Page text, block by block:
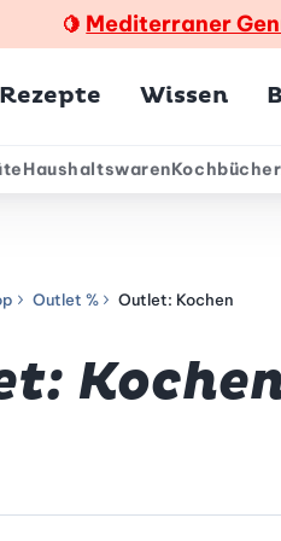
🍋 Mediterraner
Rezepte Wissen
HaushaltswarenKochbücher
Outlet % Outlet: Kochen